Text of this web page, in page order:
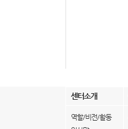
센터소개
역할/비전/활동